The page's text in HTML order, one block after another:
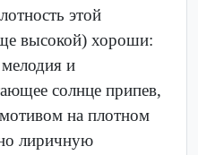
этой
высокой) хороши:
и
солнце припев,
на плотном
лиричную